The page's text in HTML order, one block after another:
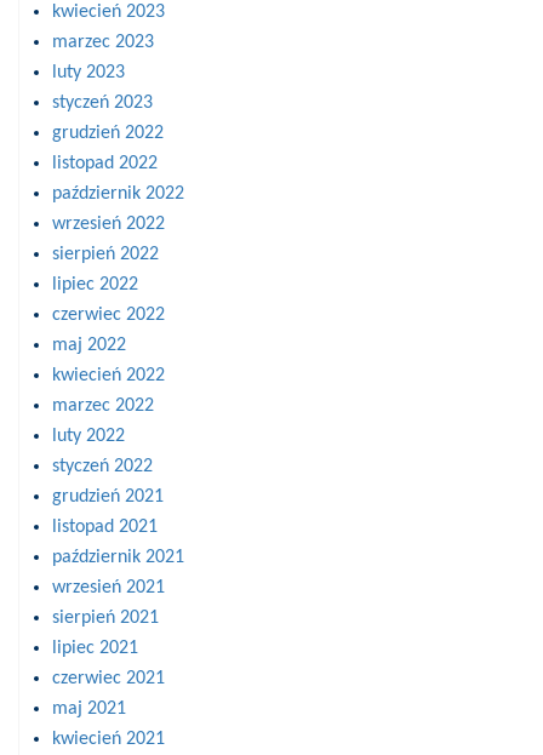
kwiecień 2023
marzec 2023
luty 2023
styczeń 2023
grudzień 2022
listopad 2022
październik 2022
wrzesień 2022
sierpień 2022
lipiec 2022
czerwiec 2022
maj 2022
kwiecień 2022
marzec 2022
luty 2022
styczeń 2022
grudzień 2021
listopad 2021
październik 2021
wrzesień 2021
sierpień 2021
lipiec 2021
czerwiec 2021
maj 2021
kwiecień 2021